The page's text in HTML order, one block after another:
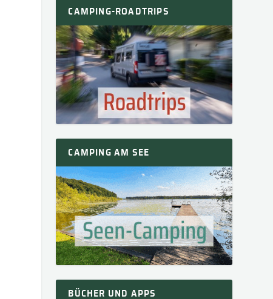
CAMPING-ROADTRIPS
CAMPING AM SEE
BÜCHER UND APPS